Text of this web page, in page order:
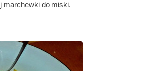
marchewki do miski.